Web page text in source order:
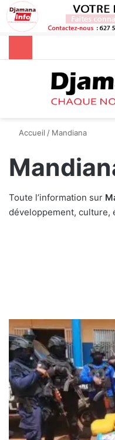
Rechercher
Accueil / Mandiana
Toute l’information sur
développement, culture,